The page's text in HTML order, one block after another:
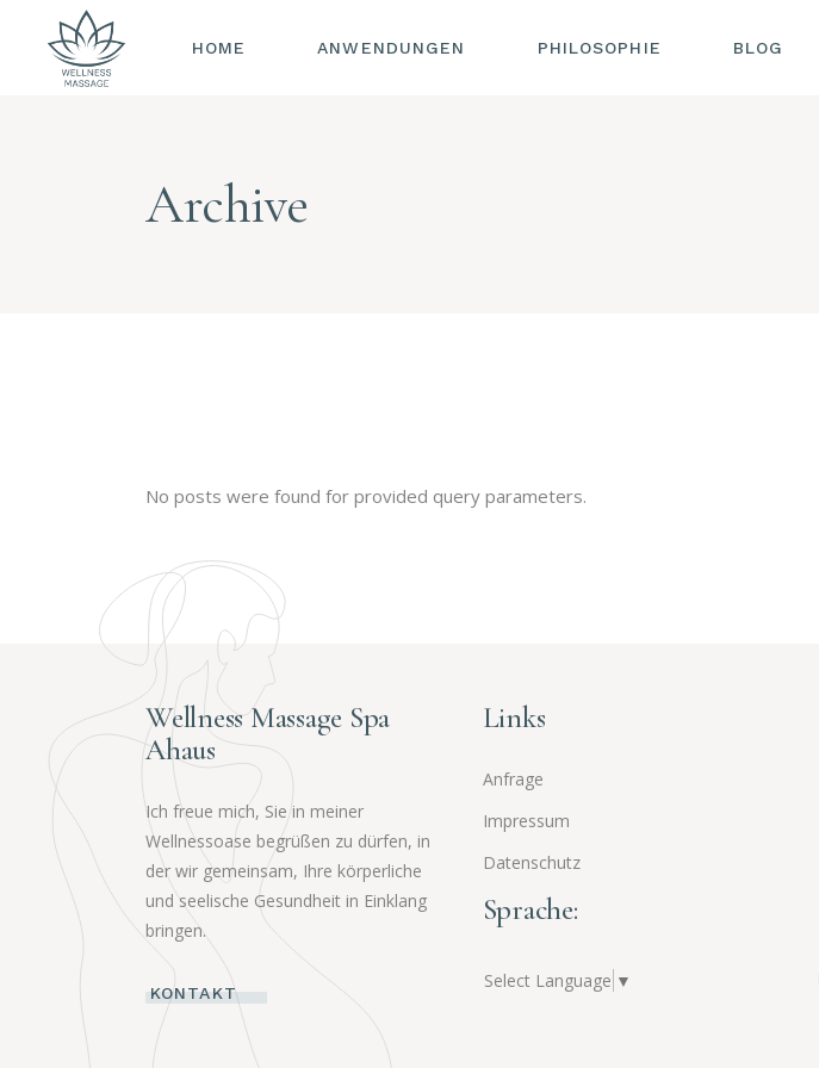
HOME ANWENDUNGEN PHILOSOPHIE BLOG
MASSAGEN
Archive
No posts were found for provided query parameters.
Wellness Massage Spa
Ahaus
Ich freue mich, Sie in meiner
Wellnessoase begrüßen zu dürfen, in
der wir gemeinsam, Ihre körperliche
und seelische Gesundheit in Einklang
bringen.
KONTAKT
Links
Anfrage
Impressum
Datenschutz
Sprache:
Select Language ▼